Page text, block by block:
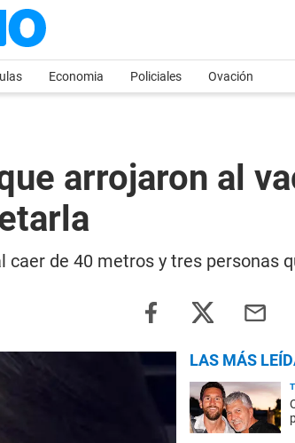
Economia Policiales Ovación
arrojaron al
de 40 metros y tres personas
LAS MÁS